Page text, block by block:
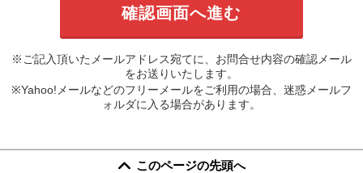
※ご記入頂いたメールアドレス宛てに、お問合せ内容の確認メール
をお送りいたします。
※Yahoo!メールなどのフリーメールをご利用の場合、迷惑メールフ
ォルダに入る場合があります。
このページの先頭へ